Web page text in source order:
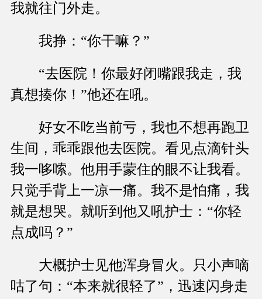
我就往门外走。
我挣：“你干嘛？”
“去医院！你最好闭嘴跟我走，我
真想揍你！”他还在吼。
好女不吃当前亏，我也不想再跑卫
生间，乖乖跟他去医院。看见点滴针头
我一哆嗦。他用手蒙住的眼不让我看。
只觉手背上一凉一痛。我不是怕痛，我
就是想哭。就听到他又吼护士：“你轻
点成吗？”
大概护士见他浑身冒火。只小声嘀
咕了句：“本来就很轻了”，迅速闪身走